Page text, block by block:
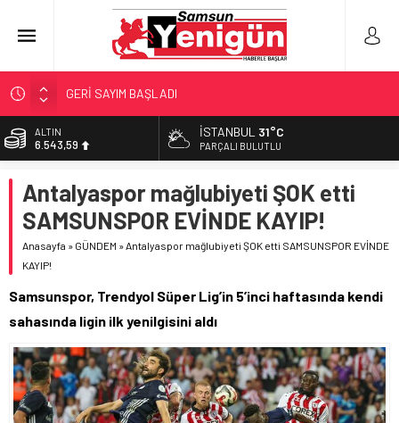
SAMSUNSPOR’DA HEDEF 5’İNCİLİK!
‘BAFRA’YA YATIRIM YAPIN!’
İŞTE FINDIK FİYATI!
GERİ SAYIM BAŞLADI
BİST
13.798,82
47,7010
EURO
55,0063
ALTIN
İSTANBUL 31°C
PARÇALI BULUTLU
Antalyaspor mağlubiyeti ŞOK etti
SAMSUNSPOR EVİNDE KAYIP!
Anasayfa » GÜNDEM »Antalyaspor mağlubiyeti ŞOK etti SAMSUNSPOR EVİNDE
KAYIP!
Samsunspor, Trendyol Süper Lig’in 5’inci haftasında kendi
sahasında ligin ilk yenilgisini aldı